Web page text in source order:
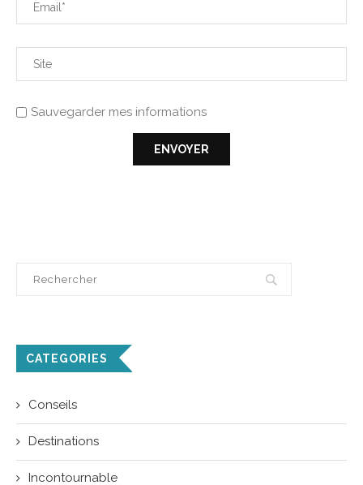
Sauvegarder mes informations
CATEGORIES
Conseils
Destinations
Incontournable